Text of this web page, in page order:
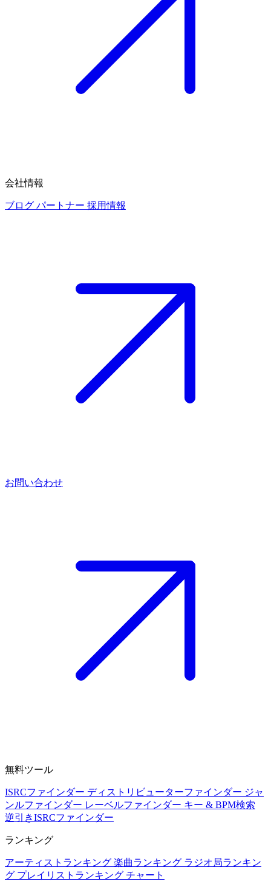
会社情報
ブログ パートナー 採用情報
お問い合わせ
無料ツール
ISRCファインダー ディストリビューターファインダー ジャ
ンルファインダー レーベルファインダー キー & BPM検索
逆引きISRCファインダー
ランキング
アーティストランキング 楽曲ランキング ラジオ局ランキン
グ プレイリストランキング チャート